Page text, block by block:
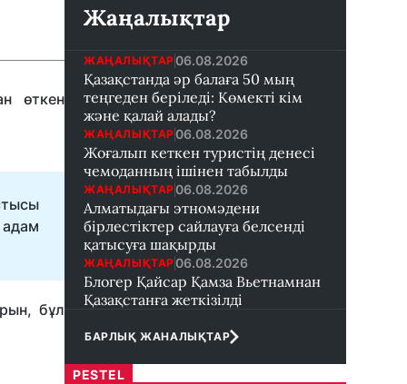
өткен
бұл
Жаңалықтар
ЖАҢАЛЫҚТАР 06.08.2026
Қазақстанда әр балаға 50 мың
теңгеден беріледі: Көмекті кім
және қалай алады?
ЖАҢАЛЫҚТАР 06.08.2026
Жоғалып кеткен туристің денесі
чемоданның ішінен табылды
ЖАҢАЛЫҚТАР 06.08.2026
Алматыдағы этномәдени
бірлестіктер сайлауға белсенді
қатысуға шақырды
ЖАҢАЛЫҚТАР 06.08.2026
Блогер Қайсар Қамза Вьетнамнан
Қазақстанға жеткізілді
БАРЛЫҚ ЖАНАЛЫҚТАР
PESTEL